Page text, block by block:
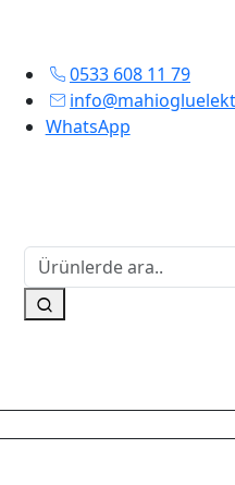
0533 608 11 79
WhatsApp